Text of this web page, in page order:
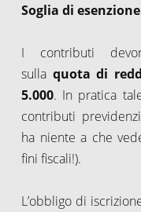
Soglia di esenzione
I contributi
sulla quota di
5.000. In pratica
contributi
ha niente a che
fini fiscali!).
L’obbligo di